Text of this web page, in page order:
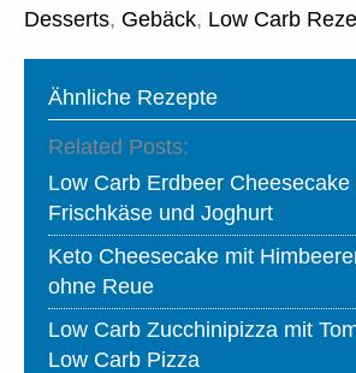
Desserts, Gebäck, Low Carb
Ähnliche Rezepte
Related Posts:
Low Carb Erdbeer Cheesecake
Frischkäse und Joghurt
Keto Cheesecake mit
ohne Reue
Low Carb Zucchinipizza mit
Low Carb Pizza